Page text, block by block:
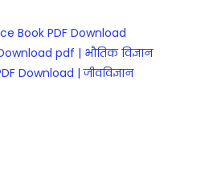
Book PDF Download
pdf | भौतिक विज्ञान
Download | जीवविज्ञान